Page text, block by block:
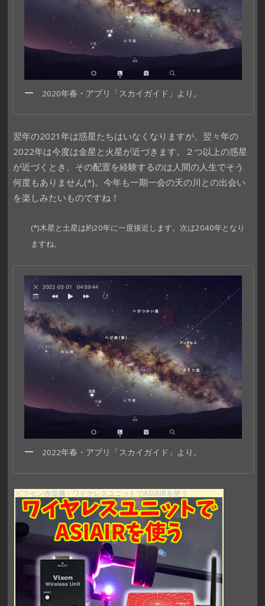
2020年春・アプリ「スカイガイド」より。
翌年の2021年は惑星たちはいなくなりますが、翌々年の
2022年は今度は金星と火星が近づきます。２つ以上の惑星
が近づくとき、その配置を経験するのは人間の人生でそう
何度もありません(*)。今年も一期一会の天の川との出会い
を楽しみたいものですね！
(*)木星と土星は約20年に一度接近します。次は2040年となり
ますね。
2022年春・アプリ「スカイガイド」より。
ビクセン赤道儀・ワイヤレスユニットでASIAIRを使う